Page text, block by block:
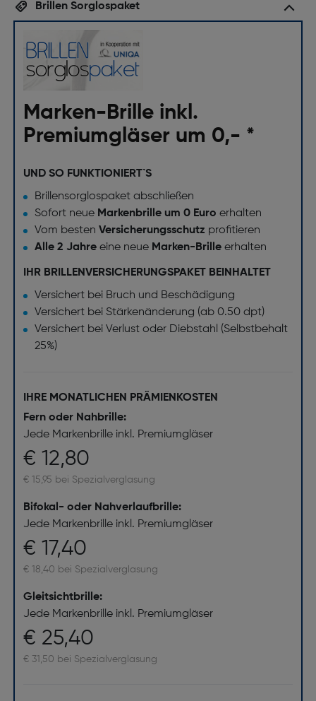
Brillen Sorglospaket
Marken-Brille inkl.
Premiumgläser um 0,- *
UND SO FUNKTIONIERT`S
Brillensorglospaket abschließen
Sofort neue Markenbrille um 0 Euro erhalten
Vom besten Versicherungsschutz profitieren
Alle 2 Jahreeine neue Marken-Brille erhalten
IHR BRILLENVERSICHERUNGSPAKET BEINHALTET
Versichert bei Bruch und Beschädigung
Versichert bei Stärkenänderung (ab 0.50 dpt)
Versichert bei Verlust oder Diebstahl (Selbstbehalt
25%)
IHRE MONATLICHEN PRÄMIENKOSTEN
Fern oder Nahbrille:
Jede Markenbrille inkl. Premiumgläser
€ 12,80
€ 15,95 bei Spezialverglasung
Bifokal- oder Nahverlaufbrille:
Jede Markenbrille inkl. Premiumgläser
€ 17,40
€ 18,40 bei Spezialverglasung
Gleitsichtbrille:
Jede Markenbrille inkl. Premiumgläser
€ 25,40
€ 31,50 bei Spezialverglasung